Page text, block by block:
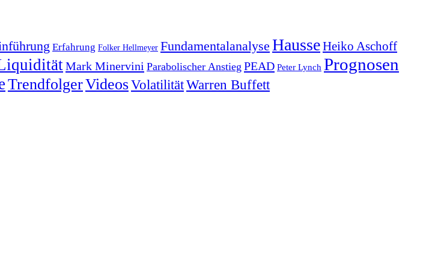
Erfahrung Folker Hellmeyer Fundamentalanalyse HausseHeiko Aschoff
Mark Minervini Parabolischer Anstieg PEAD Peter Lynch Prognosen
TrendfolgerVideosVolatilitätWarren Buffett